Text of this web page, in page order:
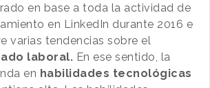
en base a toda la actividad de
en LinkedIn durante 2016 e
varias tendencias sobre el
laboral. En ese sentido, la
en habilidades tecnológicas